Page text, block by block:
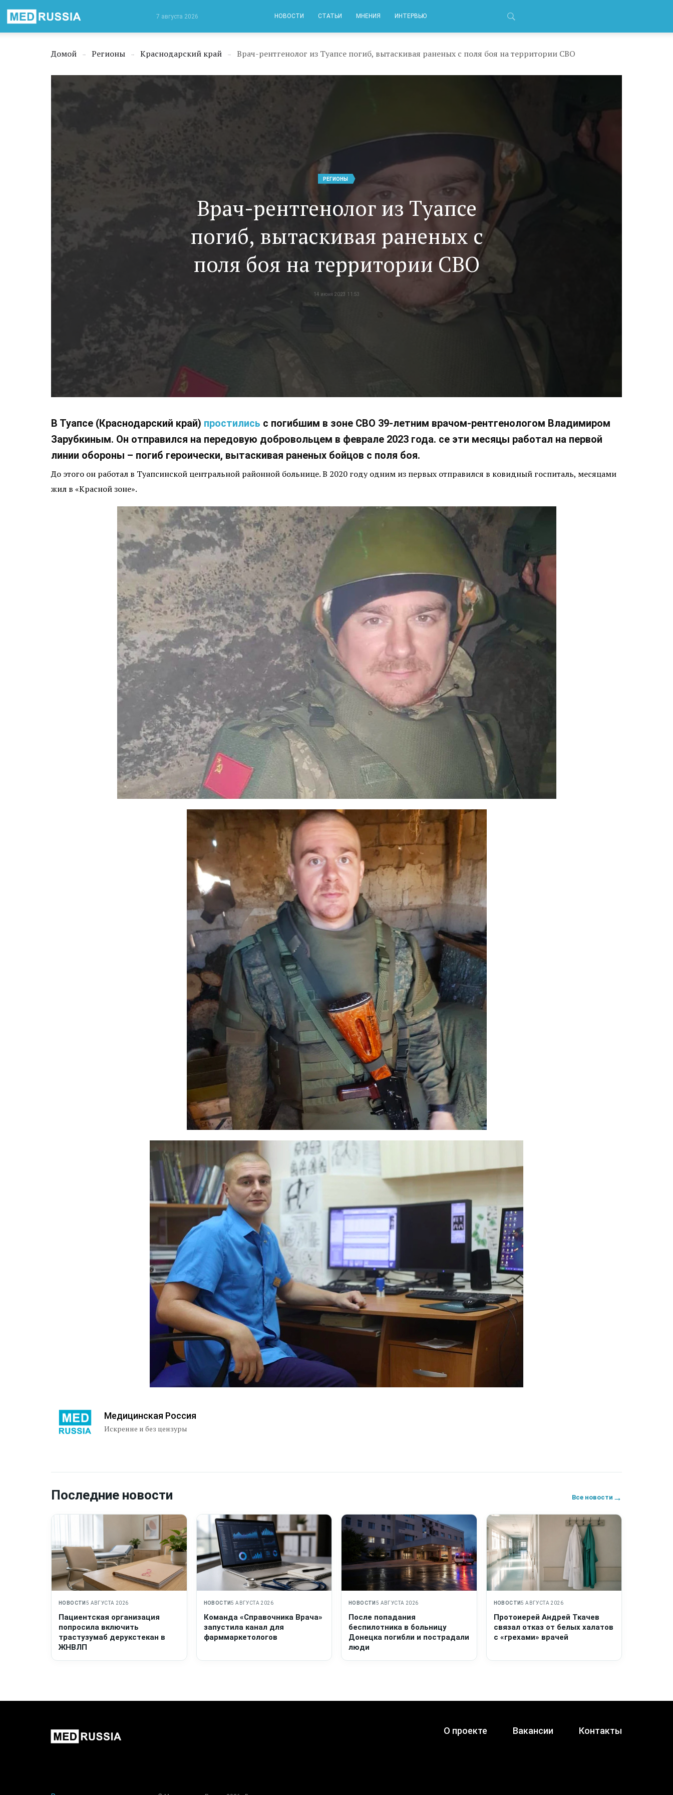
7 августа 2026 НОВОСТИ СТАТЬИ МНЕНИЯ ИНТЕРВЬЮ
Домой → Регионы → Краснодарский край → Врач-рентгенолог из Туапсе погиб, вытаскивая раненых с поля боя на территории СВО
РЕГИОНЫ
Врач-рентгенолог из Туапсе
погиб, вытаскивая раненых с
поля боя на территории СВО
14 июня 2023 11:53
В Туапсе (Краснодарский край) простились с погибшим в зоне СВО 39-летним врачом-рентгенологом Владимиром
Зарубкиным. Он отправился на передовую добровольцем в феврале 2023 года. се эти месяцы работал на первой
линии обороны – погиб героически, вытаскивая раненых бойцов с поля боя.
До этого он работал в Туапсинской центральной районной больнице. В 2020 году одним из первых отправился в ковидный госпиталь, месяцами
жил в «Красной зоне».
Медицинская Россия
Искренне и без цензуры
Последние новости Все новости →
НОВОСТИ 5 АВГУСТА 2026
Пациентская организация
попросила включить
трастузумаб дерукстекан в
ЖНВЛП
НОВОСТИ5 АВГУСТА 2026
Команда «Справочника Врача»
запустила канал для
фарммаркетологов
НОВОСТИ 5 АВГУСТА 2026
После попадания
беспилотника в больницу
Донецка погибли и пострадали
люди
НОВОСТИ5 АВГУСТА 2026
Протоиерей Андрей Ткачев
связал отказ от белых халатов
с «грехами» врачей
О проекте Вакансии Контакты